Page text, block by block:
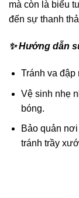
mà còn là biểu
đến sự thanh
✨ Hướng dẫn
Tránh va đập
Vệ sinh nhẹ
bóng.
Bảo quản
tránh trầy